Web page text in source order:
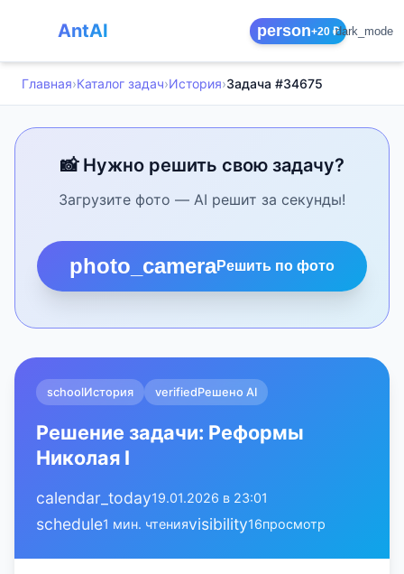
AntAI person+20 ₽dark_mode
Главная›Каталог задач›История›Задача #34675
📸 Нужно решить свою задачу?
Загрузите фото — AI решит за секунды!
photo_cameraРешить по фото
schoolИстория verifiedРешено AI
Решение задачи: Реформы
Николая I
calendar_today19.01.2026 в 23:01
schedule1 мин. чтенияvisibility16просмотр